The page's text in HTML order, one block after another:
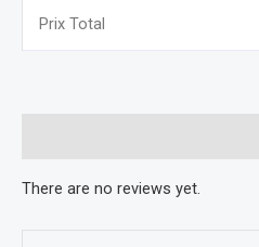
Prix Total
There are no reviews yet.